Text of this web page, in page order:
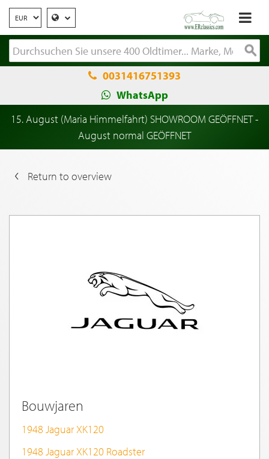
0031416751393
WhatsApp
15. August (Maria Himmelfahrt) SHOWROOM GEÖFFNET -
August normal GEÖFFNET
Return to overview
Bouwjaren
1948 Jaguar XK120
1948 Jaguar XK120 Roadster